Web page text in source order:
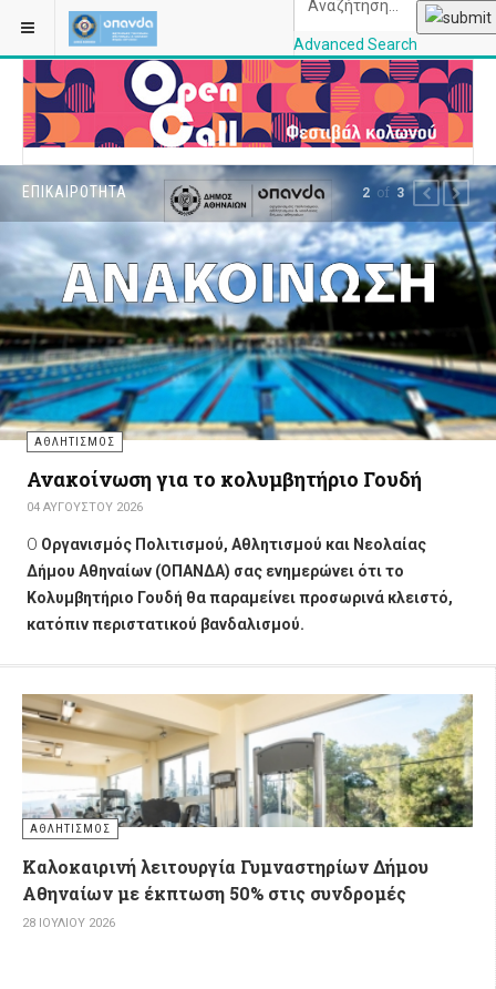
Advanced Search
ΕΠΙΚΑΙΡΌΤΗΤΑ
ΑΘΛΗΤΙΣΜΌΣ
Ανακοίνωση για το κολυμβητήριο Γουδή
04 ΑΥΓΟΎΣΤΟΥ 2026
Ο Οργανισμός Πολιτισμού, Αθλητισμού και Νεολαίας
Δήμου Αθηναίων (ΟΠΑΝΔΑ) σας ενημερώνει ότι το
Κολυμβητήριο Γουδή θα παραμείνει προσωρινά κλειστό,
κατόπιν περιστατικού βανδαλισμού.
2 of 3 PREVIOUS
NEXT
ΑΘΛΗΤΙΣΜΌΣ
Καλοκαιρινή λειτουργία Γυμναστηρίων Δήμου
Αθηναίων με έκπτωση 50% στις συνδρομές
28 ΙΟΥΛΊΟΥ 2026